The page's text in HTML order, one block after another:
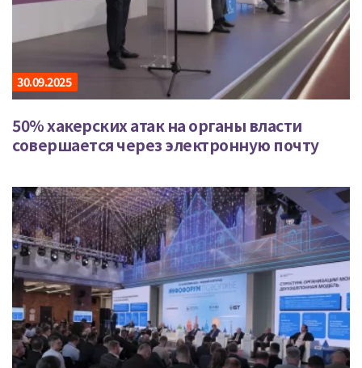
30.09.2025
50% хакерских атак на органы власти
совершается через электронную почту